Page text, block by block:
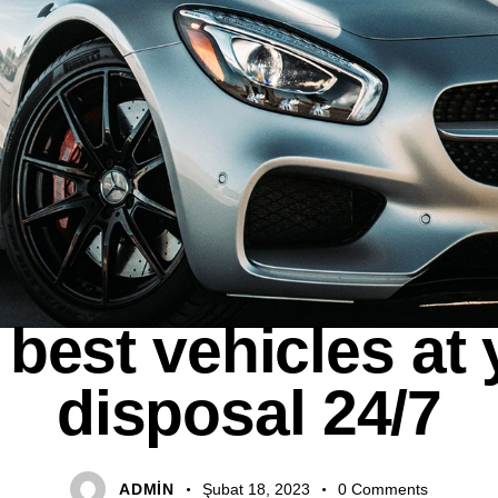
AGENCY
vehicles at
disposal 24/7
ADMIN Şubat 18, 2023 0 Comments